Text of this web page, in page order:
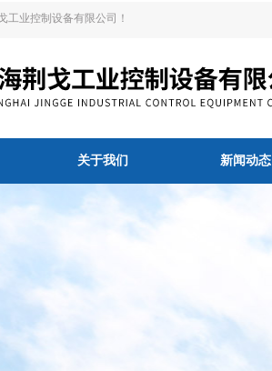
工业控制设备有限公司！
关于我们 新闻动态